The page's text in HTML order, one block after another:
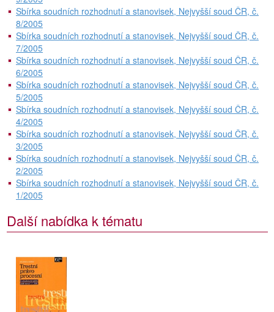
Sbírka soudních rozhodnutí a stanovisek, Nejvyšší soud ČR, č.
8/2005
Sbírka soudních rozhodnutí a stanovisek, Nejvyšší soud ČR, č.
7/2005
Sbírka soudních rozhodnutí a stanovisek, Nejvyšší soud ČR, č.
6/2005
Sbírka soudních rozhodnutí a stanovisek, Nejvyšší soud ČR, č.
5/2005
Sbírka soudních rozhodnutí a stanovisek, Nejvyšší soud ČR, č.
4/2005
Sbírka soudních rozhodnutí a stanovisek, Nejvyšší soud ČR, č.
3/2005
Sbírka soudních rozhodnutí a stanovisek, Nejvyšší soud ČR, č.
2/2005
Sbírka soudních rozhodnutí a stanovisek, Nejvyšší soud ČR, č.
1/2005
Další nabídka k tématu